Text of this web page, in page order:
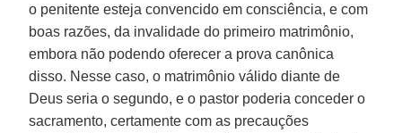
o penitente esteja convencido em consciência, e com
boas razões, da invalidade do primeiro matrimônio,
embora não podendo oferecer a prova canônica
disso. Nesse caso, o matrimônio válido diante de
Deus seria o segundo, e o pastor poderia conceder o
sacramento, certamente com as precauções